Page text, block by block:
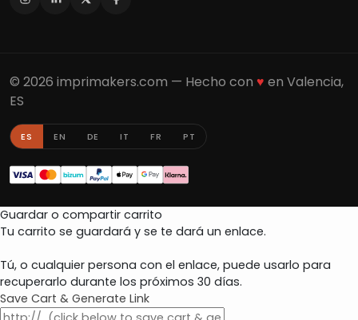
© 2026 imprimakers.com — Hecho con ♥ en Valencia,
ES
ES EN DE IT FR PT
Guardar o compartir carrito
Tu carrito se guardará y se te dará un enlace.
Tú, o cualquier persona con el enlace, puede usarlo para
recuperarlo durante los próximos 30 días.
Save Cart & Generate Link